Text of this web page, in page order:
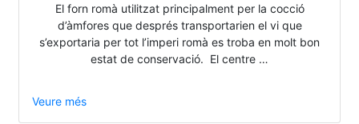
El forn romà utilitzat principalment per la cocció
d’àmfores que després transportarien el vi que
s’exportaria per tot l’imperi romà es troba en molt bon
estat de conservació. El centre …
Veure més